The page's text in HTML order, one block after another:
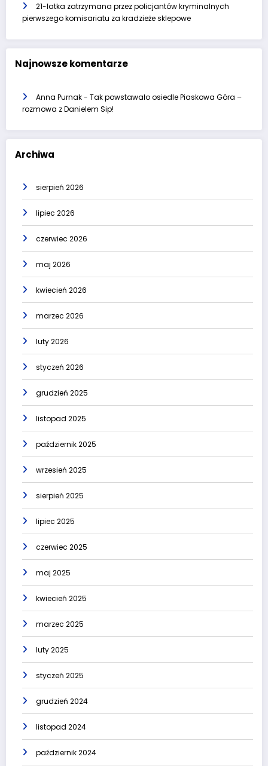
21-latka zatrzymana przez policjantów kryminalnych
pierwszego komisariatu za kradzieże sklepowe
Najnowsze komentarze
Anna Purnak- Tak powstawało osiedle Piaskowa Góra –
rozmowa z Danielem Sip!
Archiwa
sierpień 2026
lipiec 2026
czerwiec 2026
maj 2026
kwiecień 2026
marzec 2026
luty 2026
styczeń 2026
grudzień 2025
listopad 2025
październik 2025
wrzesień 2025
sierpień 2025
lipiec 2025
czerwiec 2025
maj 2025
kwiecień 2025
marzec 2025
luty 2025
styczeń 2025
grudzień 2024
listopad 2024
październik 2024